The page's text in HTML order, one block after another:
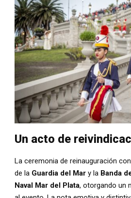
Un acto de
La ceremonia de reinauguración
de la Guardia del Mar y la Banda
Naval Mar del Plata, otorgando un